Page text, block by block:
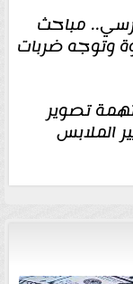
مباحث
وتوجه ضربات
تصوير
الملابس